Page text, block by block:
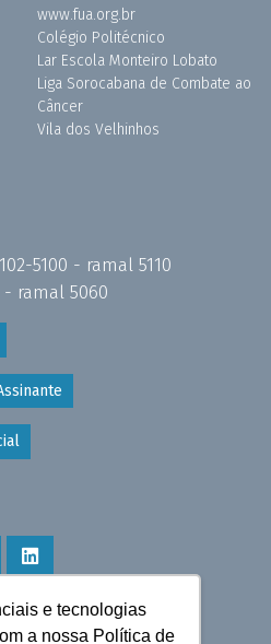
e tecnologias
a nossa Política de
www.fua.org.br
Colégio Politécnico
Lar Escola Monteiro Lobato
Liga Sorocabana de Combate ao
Câncer
Vila dos Velhinhos
5100 - ramal 5110
- ramal 5060